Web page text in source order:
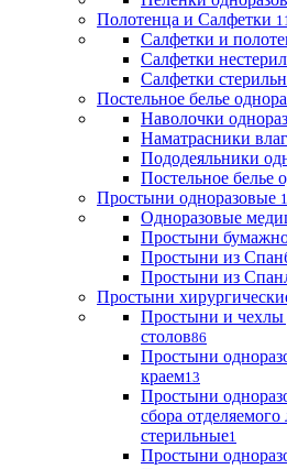
Полотенца и Салфетки
Салфетки и
Салфетки
Салфетки
Постельное белье
Наволочки
Наматрасники
Пододеяльники
Постельное белье
Простыни одноразовые
Одноразовые
Простыни
Простыни из
Простыни из
Простыни
Простыни и чехлы
столов86
Простыни
краем13
Простыни
сбора
стерильные1
Простыни